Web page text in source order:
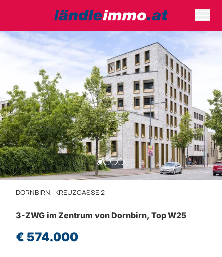
DORNBIRN, KREUZGASSE 2
3-ZWG im Zentrum von Dornbirn, Top W25
€ 574.000